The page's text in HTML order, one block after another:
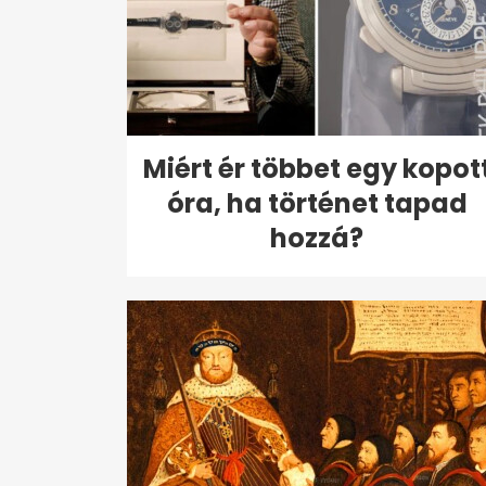
Miért ér többet egy
óra, ha történet tapad
hozzá?